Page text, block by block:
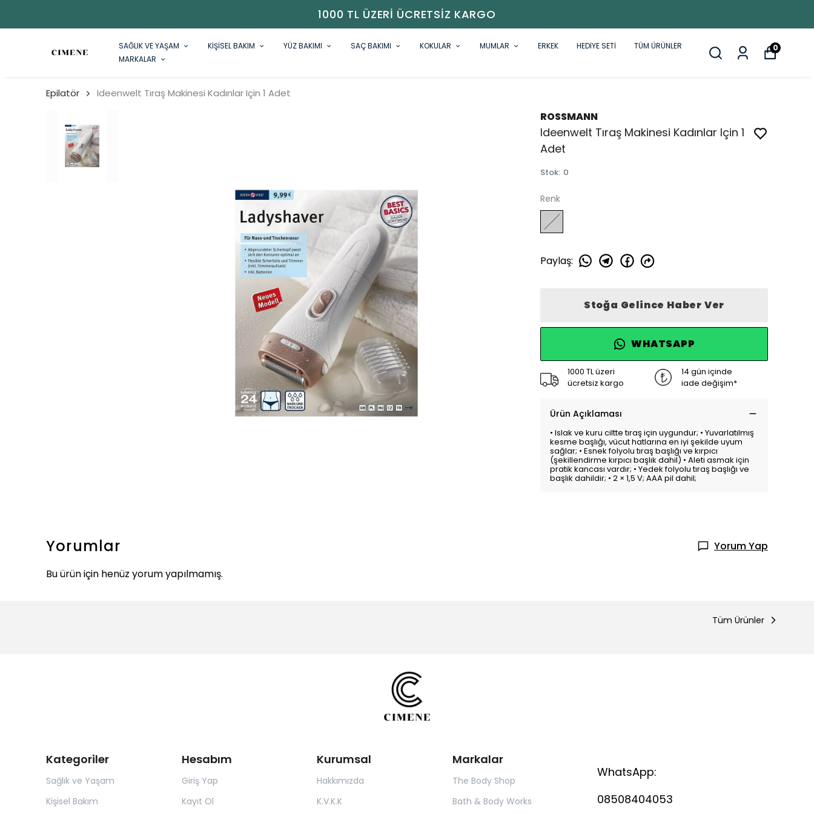
1000 TL ÜZERI ÜCRETSIZ KARGO
SAĞLIK VE YAŞAM KİŞİSEL BAKIM YÜZ BAKIMI SAÇ BAKIMI KOKULAR MUMLAR ERKEK HEDİYE SETİ
TÜM ÜRÜNLER
MARKALAR
0
Epilatör Ideenwelt Tıraş Makinesi Kadınlar Için 1 Adet
ROSSMANN
Ideenwelt Tıraş Makinesi Kadınlar Için 1
Adet
Stok: 0
Renk
Paylaş:
Stoğa Gelince Haber Ver
WHATSAPP
1000 TL üzeri
ücretsiz kargo
14 gün içinde
iade değişim*
Ürün Açıklaması
• Islak ve kuru ciltte tıraş için uygundur; • Yuvarlatılmış
kesme başlığı, vücut hatlarına en iyi şekilde uyum
sağlar; • Esnek folyolu tıraş başlığı ve kırpıcı
(şekillendirme kırpıcı başlık dahil) • Aleti asmak için
pratik kancası vardır; • Yedek folyolu tıraş başlığı ve
başlık dahildir; • 2 × 1,5 V; AAA pil dahil;
Yorumlar
Yorum Yap
Bu ürün için henüz yorum yapılmamış.
Tüm Ürünler
Kategoriler
Sağlık ve Yaşam
Kişisel Bakım
Hesabım
Giriş Yap
Kayıt Ol
Kurumsal
Hakkımızda
K.V.K.K
Markalar
The Body Shop
Bath & Body Works
WhatsApp:
08508404053